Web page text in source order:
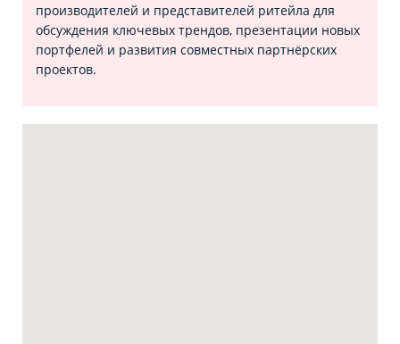
производителей и представителей ритейла для
обсуждения ключевых трендов, презентации новых
портфелей и развития совместных партнёрских
проектов.